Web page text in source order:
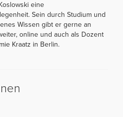
eine
Sein durch Studium und
Wissen gibt er gerne an
online und auch als Dozent
Kraatz in Berlin.